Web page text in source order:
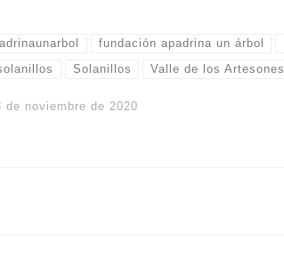
fundación apadrina un árbol
Solanillos Valle de los Artesones
de noviembre de 2020